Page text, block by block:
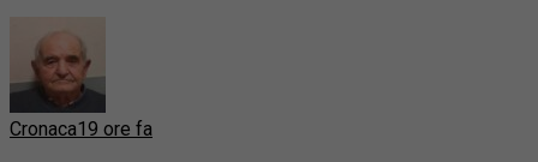
Cronaca19 ore fa